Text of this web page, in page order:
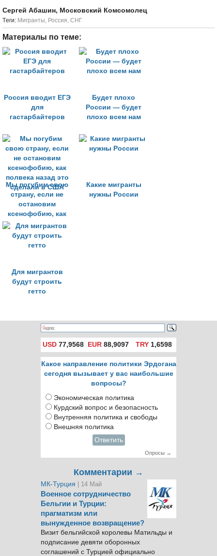
Сергей Абашин, Московский Комсомолец
Tеги: Мигранты, Россия, СНГ
Материалы по теме:
Россия вводит ЕГЭ
для
гастарбайтеров
Будет плохо
России — будет
плохо всем нам
Мы погубим свою
страну, если не
остановим
ксенофобию, как
полвека назад это
сделали в США
Какие мигранты
нужны России
Для мигрантов
будут строить
гетто
USD 77,9568 EUR 88,9097 TRY1,6598
Какое направление политики Эрдогана
сегодня вызывает у вас наибольшие
вопросы?
Экономическая политика
Курдский вопрос и безопасность
Внутренняя политика и свободы
Внешняя политика
Ответить
Опросы →
Комментарии →
МК-Турция | 14 Май
Военное сотрудничество
Бельгии и Турции:
прагматизм или
вынужденное возвращение?
Визит бельгийской королевы Матильды и
подписание девяти оборонных
соглашений с Турцией официально